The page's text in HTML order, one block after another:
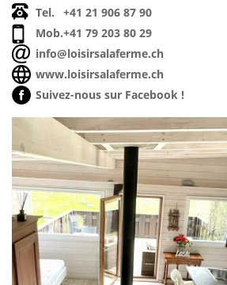
Tel.
+41 21 906 87 90
Mob.+41 79 203 80 29
info@loisirsalaferme.ch
www.loisirsalaferme.ch
Suivez-nous sur Facebook !